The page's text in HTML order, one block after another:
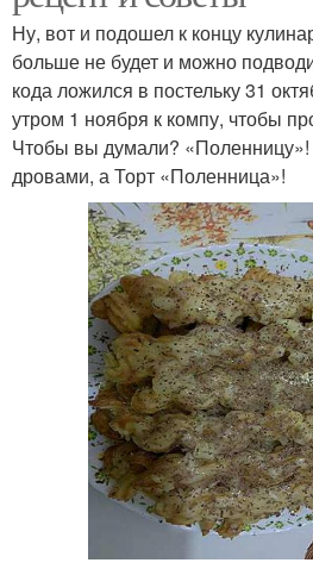
Ну, вот и подошел к концу
больше не будет и можно
кода ложился в постельку 31
утром 1 ноября к компу, чтобы
Чтобы вы думали? «Поленницу»!
дровами, а Торт «Поленница»!